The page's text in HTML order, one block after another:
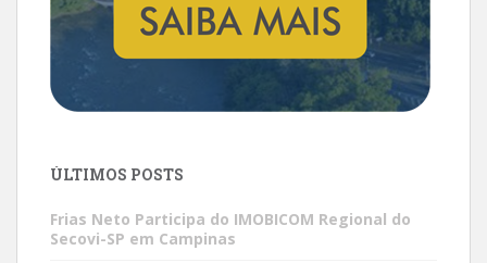
ÚLTIMOS POSTS
Frias Neto Participa do IMOBICOM Regional do
Secovi-SP em Campinas